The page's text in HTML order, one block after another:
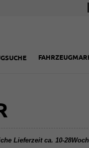
Lieferzeit ca. 10-